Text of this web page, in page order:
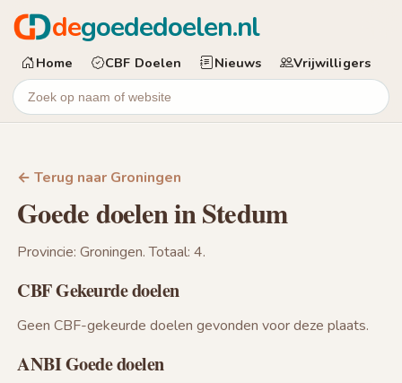
degoededoelen.nl
Home CBF Doelen Nieuws Vrijwilligers
← Terug naar Groningen
Goede doelen in Stedum
Provincie: Groningen. Totaal: 4.
CBF Gekeurde doelen
Geen CBF-gekeurde doelen gevonden voor deze plaats.
ANBI Goede doelen